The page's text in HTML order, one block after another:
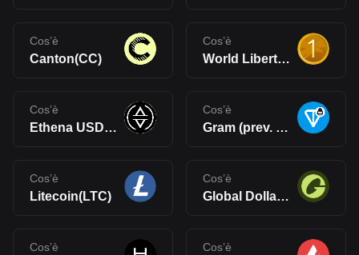
Cos’è
Canton(CC)
Cos’è
World Liberty Financial USD(USD1)
Cos’è
Ethena USDe(USDe)
Cos’è
Gram (prev. Toncoin)(GRAM)
Cos’è
Litecoin(LTC)
Cos’è
Global Dollar(USDG)
Cos’è Cos’è